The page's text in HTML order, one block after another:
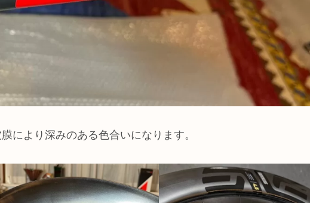
により深みのある色合いになります。